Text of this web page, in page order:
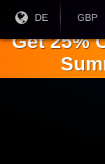
Aktuelle
Sprache:
DE GBP
Get 25%